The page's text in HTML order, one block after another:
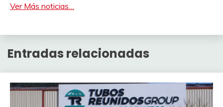
Ver Más noticias…
Entradas relacionadas